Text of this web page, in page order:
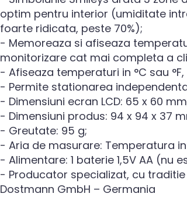
optim pentru interior (umiditate
foarte ridicata, peste 70%);
- Memoreaza si afiseaza
monitorizare cat mai completa a
- Afiseaza temperaturi in °C sau °F,
- Permite stationarea
- Dimensiuni ecran LCD: 65 x 60
- Dimensiuni produs: 94 x 94 x 37
- Greutate: 95 g;
- Aria de masurare: Temperatura
- Alimentare: 1 baterie 1,5V AA (nu
- Producator specializat, cu
Dostmann GmbH – Germania